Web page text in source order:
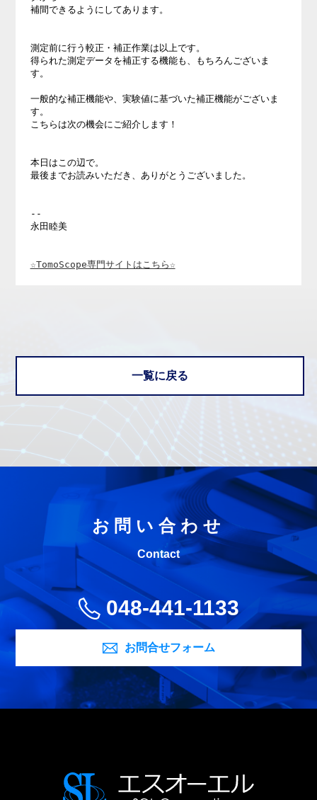
補間できるようにしてあります。
測定前に行う較正・補正作業は以上です。
得られた測定データを補正する機能も、もちろんございま
す。
一般的な補正機能や、実験値に基づいた補正機能がございま
す。
こちらは次の機会にご紹介します！
本日はこの辺で。
最後までお読みいただき、ありがとうございました。
--
永田睦美
☆TomoScope専門サイトはこちら☆
一覧に戻る
お問い合わせ
Contact
048-441-1133
お問合せフォーム